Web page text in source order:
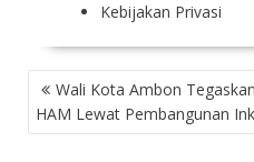
Kebijakan Privasi
P
O
S
Wali Kota Ambon
HAM Lewat Pembangunan